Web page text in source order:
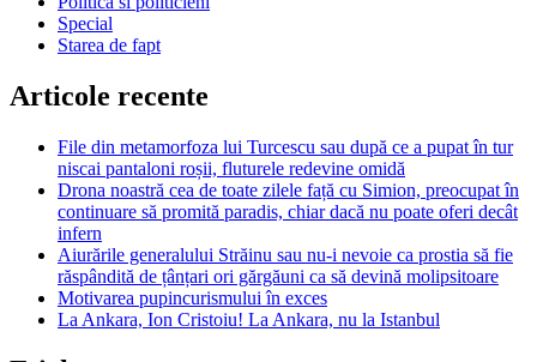
Special
Starea de fapt
Articole recente
File din metamorfoza lui Turcescu sau după ce a pupat în tur
niscai pantaloni roșii, fluturele redevine omidă
Drona noastră cea de toate zilele față cu Simion, preocupat în
continuare să promită paradis, chiar dacă nu poate oferi decât
infern
Aiurările generalului Străinu sau nu-i nevoie ca prostia să fie
răspândită de țânțari ori gărgăuni ca să devină molipsitoare
Motivarea pupincurismului în exces
La Ankara, Ion Cristoiu! La Ankara, nu la Istanbul